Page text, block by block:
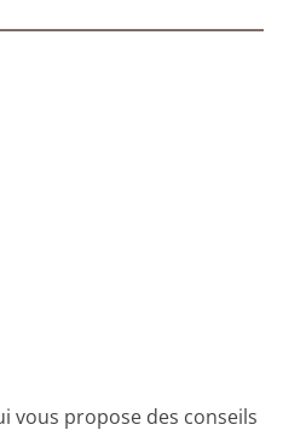
vous propose des conseils